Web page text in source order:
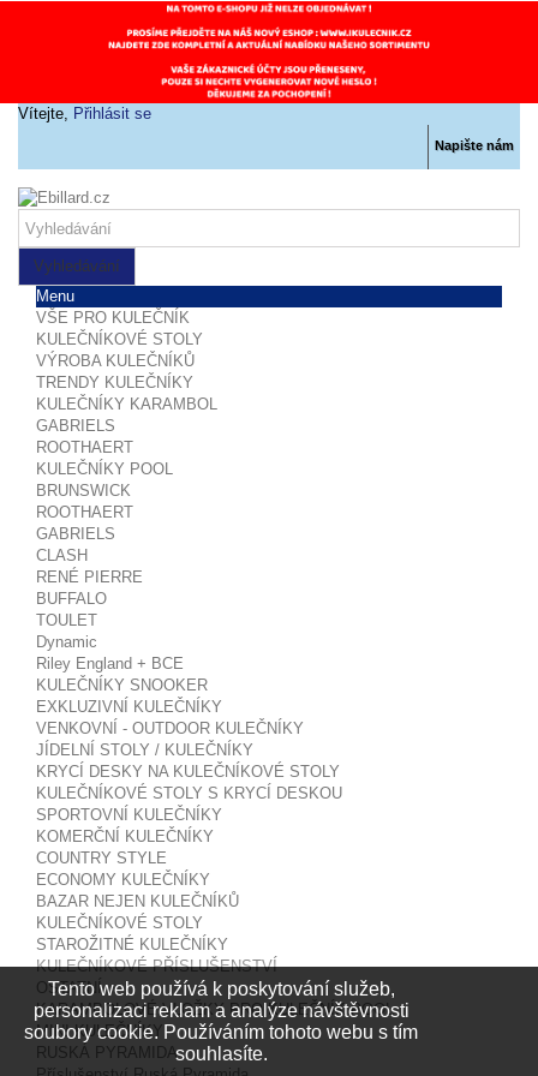
Vítejte, Přihlásit se
Napište nám
Vyhledávání
Menu
VŠE PRO KULEČNÍK
KULEČNÍKOVÉ STOLY
VÝROBA KULEČNÍKŮ
TRENDY KULEČNÍKY
KULEČNÍKY KARAMBOL
GABRIELS
ROOTHAERT
KULEČNÍKY POOL
BRUNSWICK
ROOTHAERT
GABRIELS
CLASH
RENÉ PIERRE
BUFFALO
TOULET
Dynamic
Riley England + BCE
KULEČNÍKY SNOOKER
EXKLUZIVNÍ KULEČNÍKY
VENKOVNÍ - OUTDOOR KULEČNÍKY
JÍDELNÍ STOLY / KULEČNÍKY
KRYCÍ DESKY NA KULEČNÍKOVÉ STOLY
KULEČNÍKOVÉ STOLY S KRYCÍ DESKOU
SPORTOVNÍ KULEČNÍKY
KOMERČNÍ KULEČNÍKY
COUNTRY STYLE
ECONOMY KULEČNÍKY
BAZAR NEJEN KULEČNÍKŮ
KULEČNÍKOVÉ STOLY
STAROŽITNÉ KULEČNÍKY
KULEČNÍKOVÉ PŘÍSLUŠENSTVÍ
OSTATNÍ
KARAMBOLOVÉ VLOŽKY PRO KULEČNÍK POOL
MINI KULEČNÍKY
RUSKÁ PYRAMIDA
Tento web používá k poskytování služeb,
personalizaci reklam a analýze návštěvnosti
soubory cookie. Používáním tohoto webu s tím
souhlasíte.